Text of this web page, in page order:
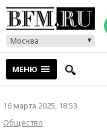
Москва
МЕНЮ
16 марта 2025, 18:53
Общество